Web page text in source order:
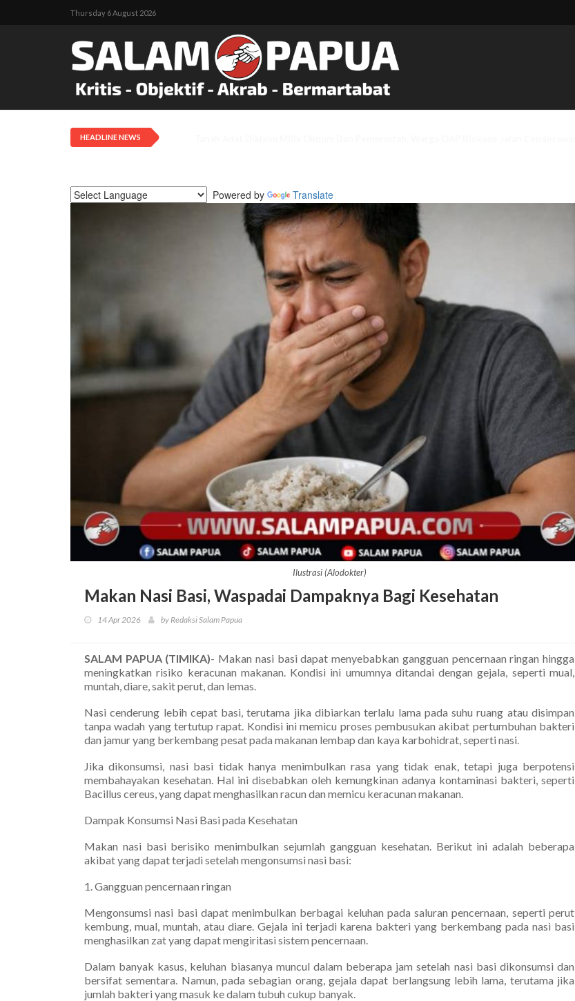
Thursday 6 August 2026
HEADLINE NEWS
Powered by Translate
Ilustrasi (Alodokter)
Makan Nasi Basi, Waspadai Dampaknya Bagi Kesehatan
14 Apr 2026 by Redaksi Salam Papua
SALAM PAPUA (TIMIKA)- Makan nasi basi dapat menyebabkan gangguan pencernaan ringan hingga
meningkatkan risiko keracunan makanan. Kondisi ini umumnya ditandai dengan gejala, seperti mual,
muntah, diare, sakit perut, dan lemas.
Nasi cenderung lebih cepat basi, terutama jika dibiarkan terlalu lama pada suhu ruang atau disimpan
tanpa wadah yang tertutup rapat. Kondisi ini memicu proses pembusukan akibat pertumbuhan bakteri
dan jamur yang berkembang pesat pada makanan lembap dan kaya karbohidrat, seperti nasi.
Jika dikonsumsi, nasi basi tidak hanya menimbulkan rasa yang tidak enak, tetapi juga berpotensi
membahayakan kesehatan. Hal ini disebabkan oleh kemungkinan adanya kontaminasi bakteri, seperti
Bacillus cereus, yang dapat menghasilkan racun dan memicu keracunan makanan.
Dampak Konsumsi Nasi Basi pada Kesehatan
Makan nasi basi berisiko menimbulkan sejumlah gangguan kesehatan. Berikut ini adalah beberapa
akibat yang dapat terjadi setelah mengonsumsi nasi basi:
1. Gangguan pencernaan ringan
Mengonsumsi nasi basi dapat menimbulkan berbagai keluhan pada saluran pencernaan, seperti perut
kembung, mual, muntah, atau diare. Gejala ini terjadi karena bakteri yang berkembang pada nasi basi
menghasilkan zat yang dapat mengiritasi sistem pencernaan.
Dalam banyak kasus, keluhan biasanya muncul dalam beberapa jam setelah nasi basi dikonsumsi dan
bersifat sementara. Namun, pada sebagian orang, gejala dapat berlangsung lebih lama, terutama jika
jumlah bakteri yang masuk ke dalam tubuh cukup banyak.